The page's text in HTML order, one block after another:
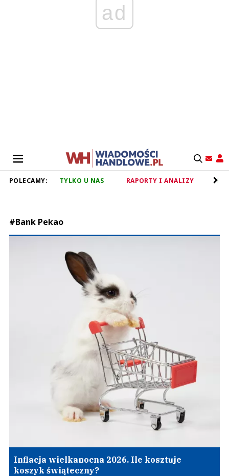
ad
POLECAMY: TYLKO U NAS RAPORTY I ANALIZY
#Bank Pekao
Inflacja wielkanocna 2026. Ile kosztuje
koszyk świąteczny?